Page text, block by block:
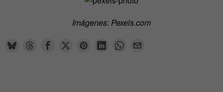
Imágenes: Pexels.com